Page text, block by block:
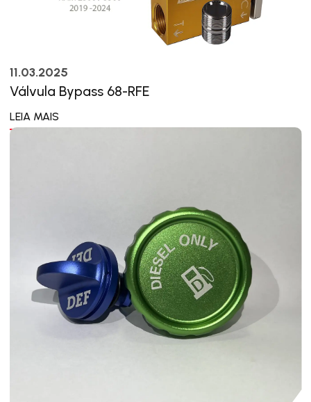
11.03.2025
Válvula Bypass 68-RFE
LEIA MAIS